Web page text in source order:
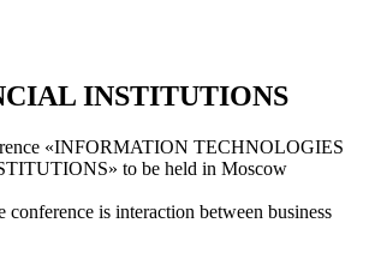
INSTITUTIONS
«INFORMATION TECHNOLOGIES
to be held in Moscow
conference is interaction between business